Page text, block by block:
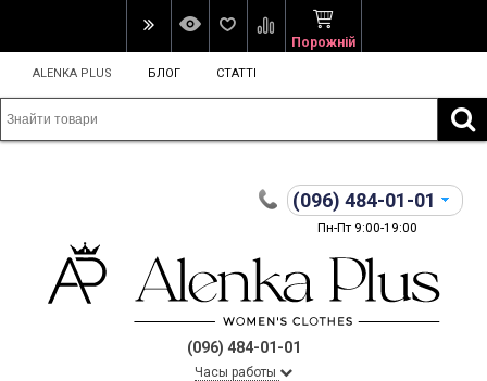
Порожній
ALENKA PLUS БЛОГ СТАТТІ
(096) 484-01-01
Пн-Пт 9:00-19:00
(096) 484-01-01
Часы работы